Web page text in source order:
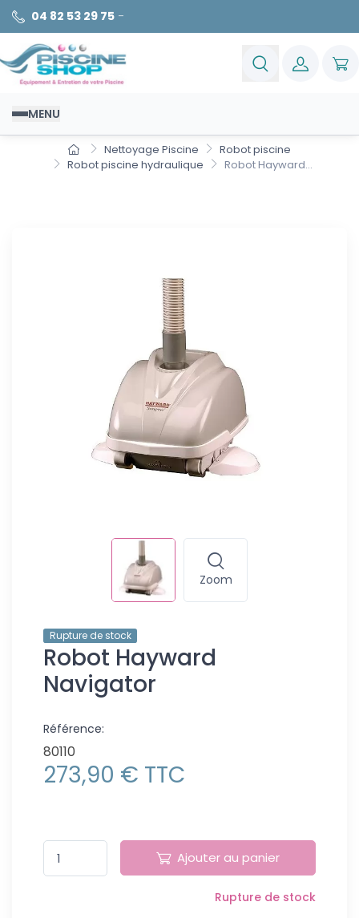
04 82 53 29 75 -
MENU
Nettoyage Piscine
Robot piscine
Robot piscine hydraulique
Robot Hayward...
Zoom
Rupture de stock
Robot Hayward
Navigator
Référence:
80110
273,90 € TTC
Ajouter au panier
Rupture de stock